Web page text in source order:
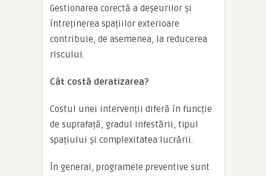
Gestionarea corectă a deșeurilor și
întreținerea spațiilor exterioare
contribuie, de asemenea, la reducerea
riscului.
Cât costă deratizarea?
Costul unei intervenții diferă în funcție
de suprafață, gradul infestării, tipul
spațiului și complexitatea lucrării.
În general, programele preventive sunt